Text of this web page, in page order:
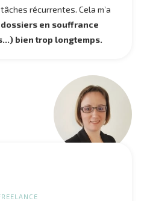
récurrentes. Cela m’a
en souffrance
bien trop longtemps.